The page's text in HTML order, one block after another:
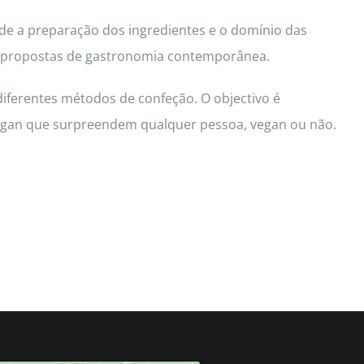
a preparação dos ingredientes e o domínio das
de gastronomia contemporânea.
métodos de confeção. O objectivo é
que surpreendem qualquer pessoa, vegan ou não.